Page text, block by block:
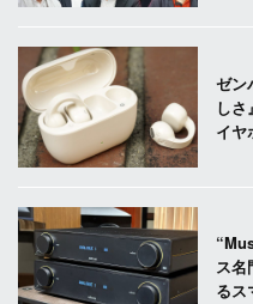
ゼン
し
イヤ
ス名
るス